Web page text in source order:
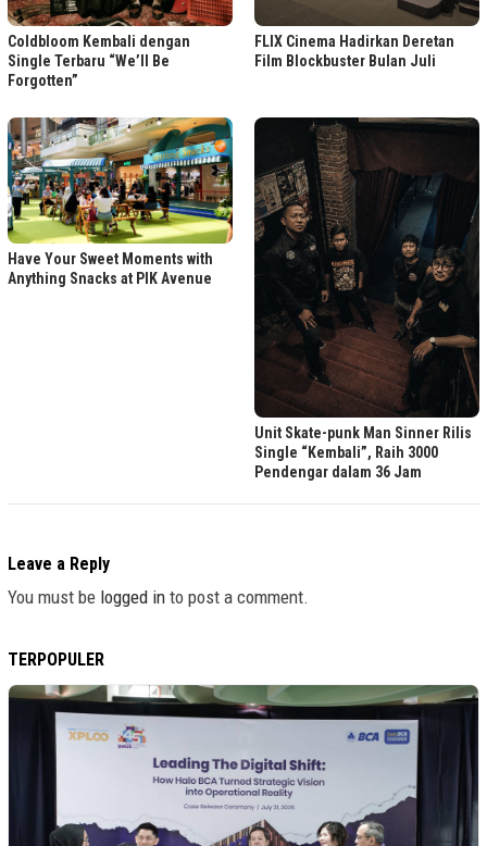
Coldbloom Kembali dengan
Single Terbaru “We’ll Be
Forgotten”
FLIX Cinema Hadirkan Deretan
Film Blockbuster Bulan Juli
Have Your Sweet Moments with
Anything Snacks at PIK Avenue
Unit Skate-punk Man Sinner Rilis
Single “Kembali”, Raih 3000
Pendengar dalam 36 Jam
Leave a Reply
You must be logged in to post a comment.
TERPOPULER